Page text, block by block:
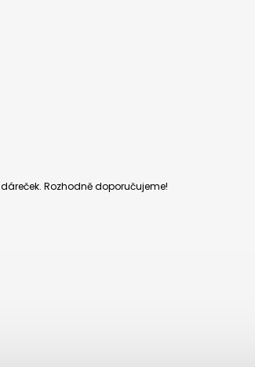
Rozhodně doporučujeme!